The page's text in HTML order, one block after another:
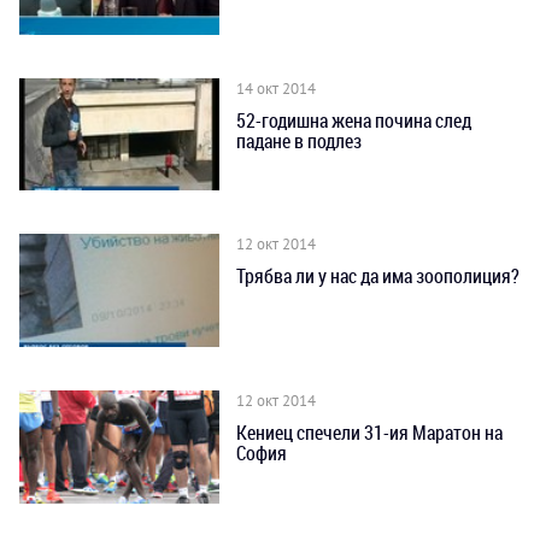
14 окт 2014
52-годишна жена почина след
падане в подлез
12 окт 2014
Трябва ли у нас да има зоополиция?
12 окт 2014
Кениец спечели 31-ия Маратон на
София